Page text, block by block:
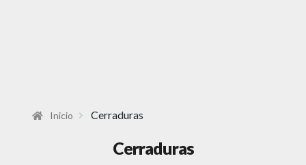
Inicio Cerraduras
Cerraduras